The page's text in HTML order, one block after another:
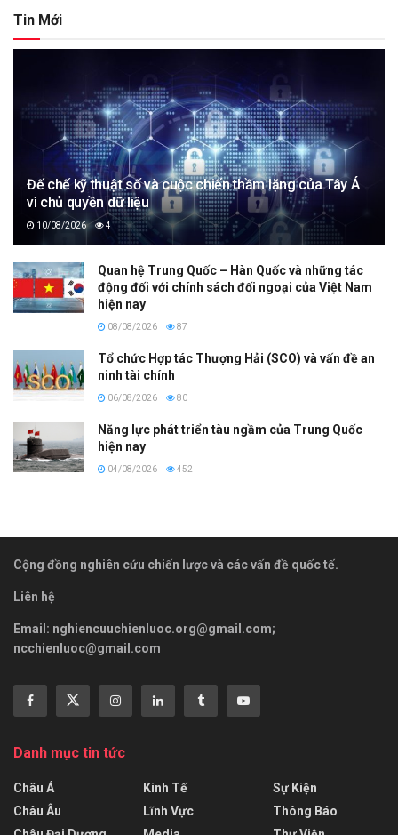
Tin Mới
Đế chế kỹ thuật số và cuộc chiến thầm lặng của Tây Á
vì chủ quyền dữ liệu
10/08/2026 4
Quan hệ Trung Quốc – Hàn Quốc và những tác
động đối với chính sách đối ngoại của Việt Nam
hiện nay
08/08/2026 87
Tổ chức Hợp tác Thượng Hải (SCO) và vấn đề an
ninh tài chính
06/08/2026 80
Năng lực phát triển tàu ngầm của Trung Quốc
hiện nay
04/08/2026 452
Cộng đồng nghiên cứu chiến lược và các vấn đề quốc tế.
Liên hệ
Email: nghiencuuchienluoc.org@gmail.com;
ncchienluoc@gmail.com
Danh mục tin tức
Châu Á
Châu Âu
Kinh Tế
Lĩnh Vực
Sự Kiện
Thông Báo